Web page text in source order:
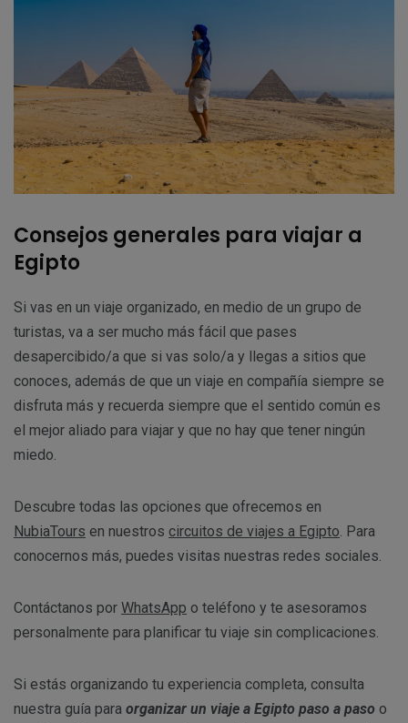
Consejos generales para viajar a
Egipto
Si vas en un viaje organizado, en medio de un grupo de
turistas, va a ser mucho más fácil que pases
desapercibido/a que si vas solo/a y llegas a sitios que
conoces, además de que un viaje en compañía siempre se
disfruta más y recuerda siempre que el sentido común es
el mejor aliado para viajar y que no hay que tener ningún
miedo.
Descubre todas las opciones que ofrecemos en
NubiaTours en nuestros circuitos de viajes a Egipto. Para
conocernos más, puedes visitas nuestras redes sociales.
Contáctanos por WhatsApp o teléfono y te asesoramos
personalmente para planificar tu viaje sin complicaciones.
Si estás organizando tu experiencia completa, consulta
nuestra guía para organizar un viaje a Egipto paso a paso o